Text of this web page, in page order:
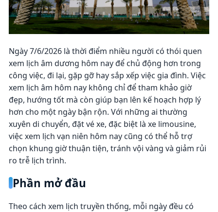
Ngày 7/6/2026 là thời điểm nhiều người có thói quen
xem lịch âm dương hôm nay để chủ động hơn trong
công việc, đi lại, gặp gỡ hay sắp xếp việc gia đình. Việc
xem lịch âm hôm nay không chỉ để tham khảo giờ
đẹp, hướng tốt mà còn giúp bạn lên kế hoạch hợp lý
hơn cho một ngày bận rộn. Với những ai thường
xuyên di chuyển, đặt vé xe, đặc biệt là xe limousine,
việc xem lịch vạn niên hôm nay cũng có thể hỗ trợ
chọn khung giờ thuận tiện, tránh vội vàng và giảm rủi
ro trễ lịch trình.
Phần mở đầu
Theo cách xem lịch truyền thống, mỗi ngày đều có